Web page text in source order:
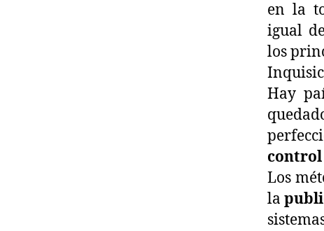
en la
igual
los
Hay
Los
la